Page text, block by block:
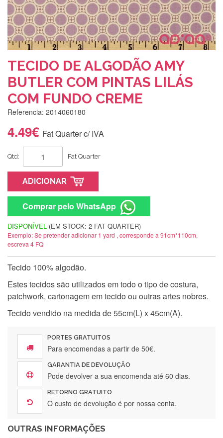
TECIDO DE ALGODÃO AMY
BUTLER COM PINTAS LILÁS
COM FUNDO CREME
Referencia: 2014060180
4.49€ Fat Quarter c/ IVA
Qtd: Fat Quarter
ADICIONAR
Comprar pelo WhatsApp
DISPONÍVEL (EM STOCK: 2 FAT QUARTER)
Exemplo: Se pretender adicionar 1 yard , corresponde a 91cm*110cm,
escreva 4 FQ
Tecido 100% algodão.
Estes tecidos são utilizados em todo o tipo de costura,
patchwork, cartonagem em tecido ou outras artes nobres.
Tecido vendido na medida de 55cm(L) x 45cm(A).
PORTES GRATUITOS
Para encomendas a partir de 50€.
GARANTIA DE DEVOLUÇÃO
Pode devolver a sua encomenda até 60 dias.
RETORNO GRATUITO
O custo de devolução é por nossa conta.
OUTRAS INFORMAÇÕES